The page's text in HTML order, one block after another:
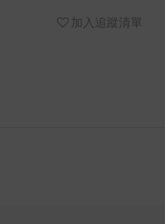
加入追蹤清單